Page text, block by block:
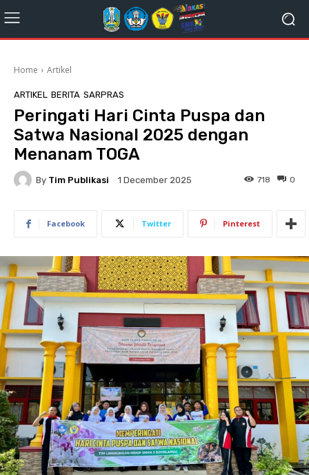
Home Artikel
ARTIKEL BERITA SARPRAS
Peringati Hari Cinta Puspa dan
Satwa Nasional 2025 dengan
Menanam TOGA
By Tim Publikasi 1 December 2025 0
718
Facebook Twitter Pinterest